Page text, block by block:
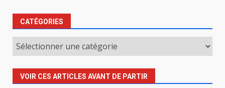
CATÉGORIES
Catégories
VOIR CES ARTICLES AVANT DE PARTIR